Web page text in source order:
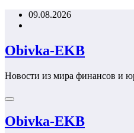
Перейти09.08.2026
Obivka-EKB
Новости из мира финансов и
Obivka-EKB